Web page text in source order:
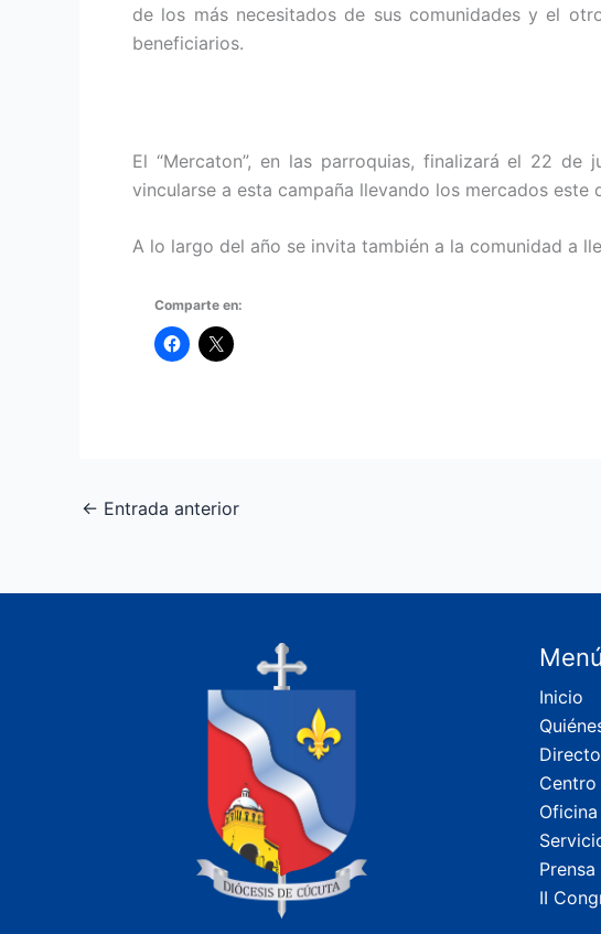
de los más necesitados de sus comunidades y el
beneficiarios.
El “Mercaton”, en las parroquias, finalizará el 22
vincularse a esta campaña llevando los mercados este
A lo largo del año se invita también a la comunidad a
Comparte en:
← Entrada anterior
Menú
Inicio
Prensa
II